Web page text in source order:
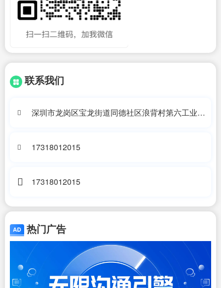
联系我们
深圳市龙岗区宝龙街道同德社区浪背村第六工业区
17318012015
17318012015
热门广告